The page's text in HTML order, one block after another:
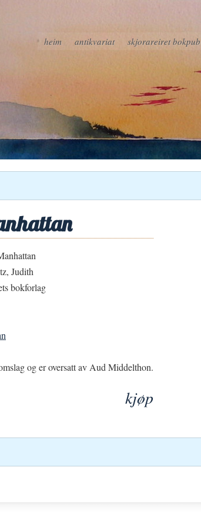
heim antikvariat skjorareiret bokpub
Judith
bokforlag
og er oversatt av Aud Middelthon.
kjøp